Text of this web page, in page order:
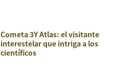
Cometa 3Y Atlas: el visitante
interestelar que intriga a los
científicos